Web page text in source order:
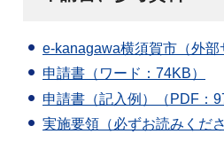
e-kanagawa横須賀市（外部
申請書（ワード：74KB）
申請書（記入例）（PDF：
実施要領（必ずお読みくだ